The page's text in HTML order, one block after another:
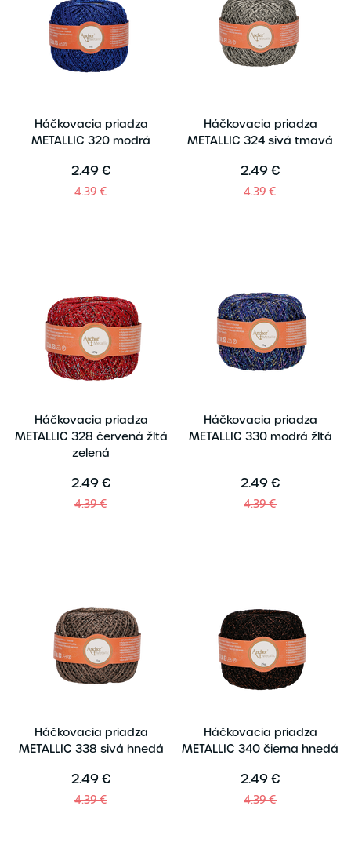
Háčkovacia priadza
METALLIC 320 modrá
2.49 €
4.39 €
Háčkovacia priadza
METALLIC 324 sivá tmavá
2.49 €
4.39 €
Háčkovacia priadza
METALLIC 328 červená žltá
zelená
2.49 €
4.39 €
Háčkovacia priadza
METALLIC 330 modrá žltá
2.49 €
4.39 €
Háčkovacia priadza
METALLIC 338 sivá hnedá
2.49 €
4.39 €
Háčkovacia priadza
METALLIC 340 čierna hnedá
2.49 €
4.39 €